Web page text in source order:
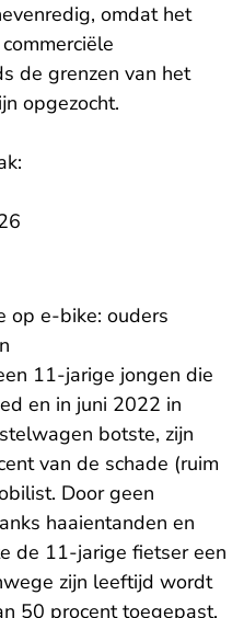
omdat het
de grenzen van het
opgezocht.
op e-bike: ouders
11-jarige jongen die
en in juni 2022 in
botste, zijn
van de schade (ruim
Door geen
haaientanden en
de 11-jarige fietser een
zijn leeftijd wordt
50 procent toegepast.